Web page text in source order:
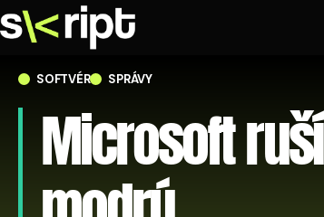
SOFTVÉR SPRÁVY
Microsoft ruší